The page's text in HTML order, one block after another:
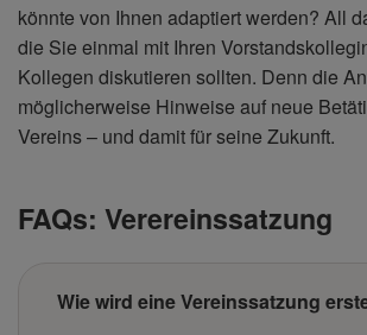
könnte von Ihnen adaptiert werden? All
die Sie einmal mit Ihren
Kollegen diskutieren sollten. Denn die
möglicherweise Hinweise auf neue
Vereins – und damit für seine Zukunft.
FAQs: Verereinssatzung
Wie wird eine Vereinssatzung